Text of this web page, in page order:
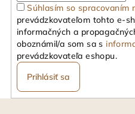
Súhlasím so spracovaním
prevádzkovateľom tohto e-
informačných a
oboznámil/a som sa s
prevádzkovateľa eshopu.
Prihlásiť sa